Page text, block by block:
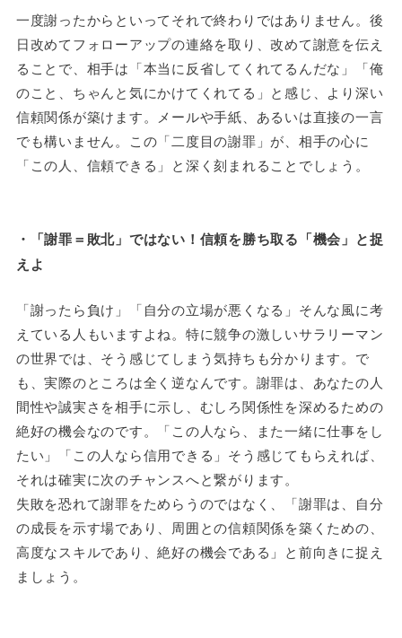
一度謝ったからといってそれで終わりではありません。後
日改めてフォローアップの連絡を取り、改めて謝意を伝え
ることで、相手は「本当に反省してくれてるんだな」「俺
のこと、ちゃんと気にかけてくれてる」と感じ、より深い
信頼関係が築けます。メールや手紙、あるいは直接の一言
でも構いません。この「二度目の謝罪」が、相手の心に
「この人、信頼できる」と深く刻まれることでしょう。
・「謝罪＝敗北」ではない！信頼を勝ち取る「機会」と捉
えよ
「謝ったら負け」「自分の立場が悪くなる」そんな風に考
えている人もいますよね。特に競争の激しいサラリーマン
の世界では、そう感じてしまう気持ちも分かります。で
も、実際のところは全く逆なんです。 謝罪は、あなたの人
間性や誠実さを相手に示し、むしろ関係性を深めるための
絶好の機会なのです。「この人なら、また一緒に仕事をし
たい」「この人なら信用できる」そう感じてもらえれば、
それは確実に次のチャンスへと繋がります。
失敗を恐れて謝罪をためらうのではなく、「謝罪は、自分
の成長を示す場であり、周囲との信頼関係を築くための、
高度なスキルであり、絶好の機会である」と前向きに捉え
ましょう。